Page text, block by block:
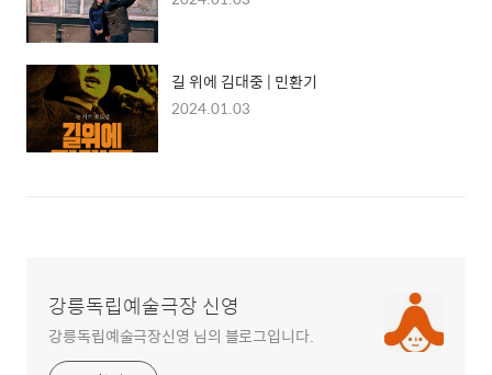
길 위에 김대중 | 민환기
2024.01.03
강릉독립예술극장 신영
강릉독립예술극장신영 님의 블로그입니다.